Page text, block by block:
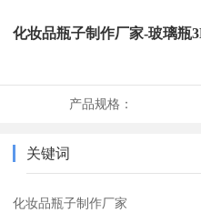
化妆品瓶子制作厂家-玻璃瓶
产品规格：
关键词
化妆品瓶子制作厂家